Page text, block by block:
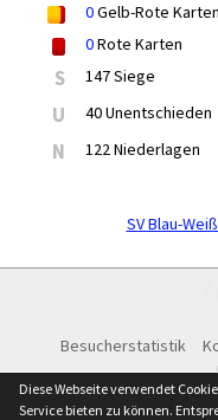
0Gelb-Rote Karten
0Rote Karten
S 147 Siege
U 40 Unentschieden
N 122 Niederlagen
SV Blau-
Besucherstatistik
Diese Webseite verwendet
Service bieten zu können.